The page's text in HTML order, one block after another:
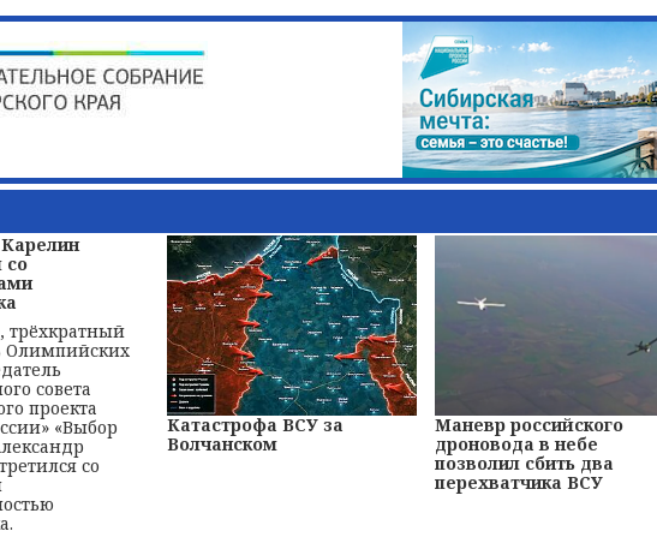
со
трёхкратный
Олимпийских
совета
проекта
«Выбор
со
Катастрофа ВСУ за
Волчанском
Маневр российского
дроновода в небе
позволил сбить два
перехватчика ВСУ